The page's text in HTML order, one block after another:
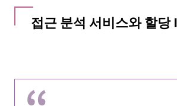
접근 분석 서비스와 할당